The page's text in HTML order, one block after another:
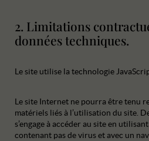
2. Limitations
données techniques.
Le site utilise la technologie
Le site Internet ne pourra être tenu
matériels liés à l’utilisation du site.
s’engage à accéder au site en
contenant pas de virus et avec un